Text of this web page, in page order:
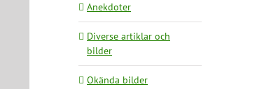
Anekdoter
Diverse artiklar och
bilder
Okända bilder